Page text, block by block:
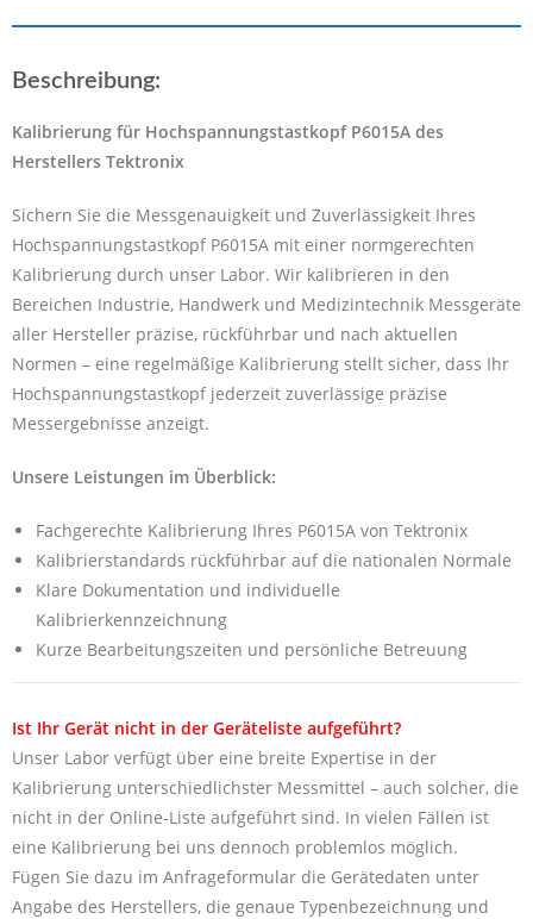
Beschreibung:
Kalibrierung für Hochspannungstastkopf P6015A des
Herstellers Tektronix
Sichern Sie die Messgenauigkeit und Zuverlässigkeit Ihres
Hochspannungstastkopf P6015A mit einer normgerechten
Kalibrierung durch unser Labor. Wir kalibrieren in den
Bereichen Industrie, Handwerk und Medizintechnik Messgeräte
aller Hersteller präzise, rückführbar und nach aktuellen
Normen – eine regelmäßige Kalibrierung stellt sicher, dass Ihr
Hochspannungstastkopf jederzeit zuverlässige präzise
Messergebnisse anzeigt.
Unsere Leistungen im Überblick:
Fachgerechte Kalibrierung Ihres P6015A von Tektronix
Kalibrierstandards rückführbar auf die nationalen Normale
Klare Dokumentation und individuelle
Kalibrierkennzeichnung
Kurze Bearbeitungszeiten und persönliche Betreuung
Ist Ihr Gerät nicht in der Geräteliste aufgeführt?
Unser Labor verfügt über eine breite Expertise in der
Kalibrierung unterschiedlichster Messmittel – auch solcher, die
nicht in der Online-Liste aufgeführt sind. In vielen Fällen ist
eine Kalibrierung bei uns dennoch problemlos möglich.
Fügen Sie dazu im Anfrageformular die Gerätedaten unter
Angabe des Herstellers, die genaue Typenbezeichnung und